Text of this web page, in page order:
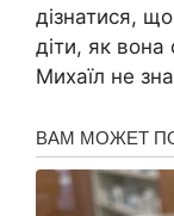
дізнатися,
діти, як
Михаїл не